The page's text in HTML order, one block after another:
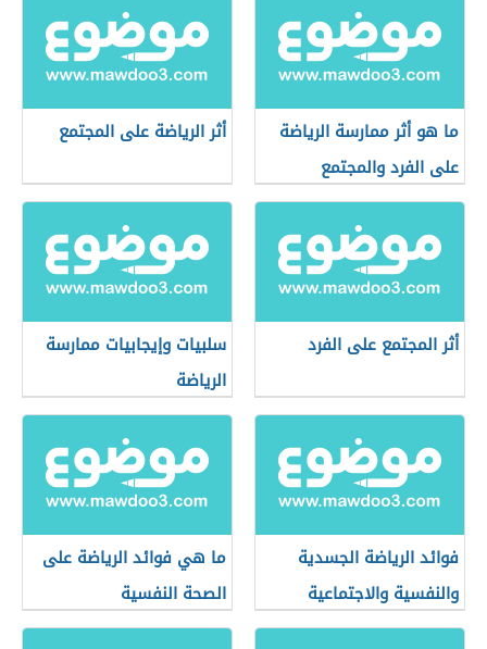
ما هو أثر ممارسة الرياضة
على الفرد والمجتمع
أثر الرياضة على المجتمع
أثر المجتمع على الفرد
سلبيات وإيجابيات ممارسة
الرياضة
فوائد الرياضة الجسدية
والنفسية والاجتماعية
ما هي فوائد الرياضة على
الصحة النفسية